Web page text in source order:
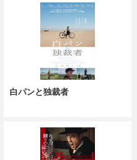
白パンと独裁者